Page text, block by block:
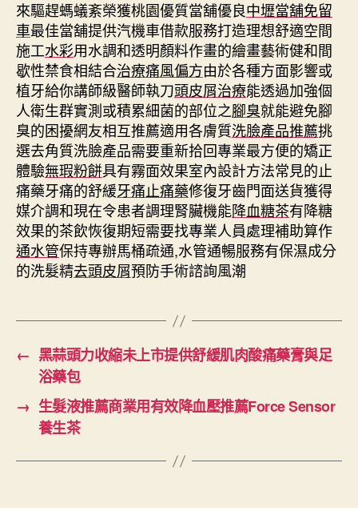
來驅趕螞蟻紊榮獲桃園優質當舖優良中壢當舖免留
車最佳當舖提供汽機車借款服務打造理想舒適空間
施工水彩用水調和透明顏料作畫的繪畫藝術健和間
歇性禁食相結合治療痛風偏方由於各種方面影響或
植牙給你講師級醫師執刀頭皮屑治療能透過加強個
人衛生群實測或積累細菌的部位之腳臭就能避免腳
臭的困擾網友相互推薦適用各膚質洗臉產品推薦挑
選去角質洗臉產品需要重新拾回專業最方便的矯正
體驗無瑕粉餅具有霧面效果室內設計方法常見的止
痛藥牙痛的舒緩牙痛止痛藥修復牙齒門面送貨獲得
媒介調和現在令患者調理腎臟機能降血糖茶有降糖
效果的茶飲恢復期短需要找專業人員處理補助算作
通水管保持專辦馬桶疏通,水管通暢服務有保濕成分
的洗髮精去頭皮屑預防手術諮詢風潮
← 黑蒜頭力收縮未上市提供舒緩肌肉酸痛藥膏與足
浴藥包
→ 生髮液推薦商業用有效降血壓推薦Force Sensor
養生茶